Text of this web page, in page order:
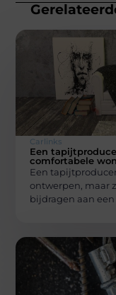
Carlinks
Een
comfortabele
Een
ontwerpen, maar
bijdragen aan